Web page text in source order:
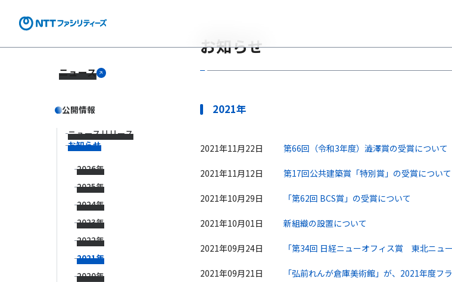
ニュース
公開情報
ニュースリリース
お知らせ
2026年
2025年
2024年
2023年
2022年
2021年
2020年
お知らせ
2021年
2021年11月22日 第66回（令和3年度）澁澤賞の受賞について
2021年11月12日 第17回公共建築賞「特別賞」の受賞について
2021年10月29日 「第62回 BCS賞」の受賞について
2021年10月01日 新組織の設置について
2021年09月24日 「第34回 日経ニューオフィス賞 東北ニュ
2021年09月21日 「弘前れんが倉庫美術館」が、2021年度フ